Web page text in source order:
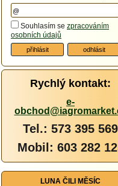
Souhlasím se zpracováním
osobních údajů
Rychlý kontakt:
e-
Tel.: 573 395 569
Mobil: 603 282
LUNA ČILI MĚSÍC